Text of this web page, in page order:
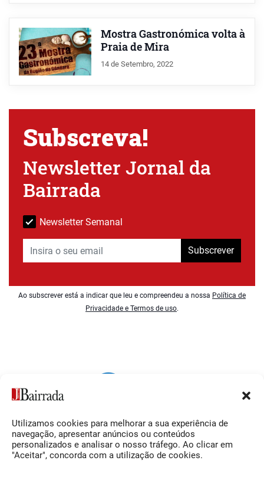
Utilizamos cookies para melhorar a sua experiência de
navegação, apresentar anúncios ou conteúdos
personalizados e analisar o nosso tráfego. Ao clicar em
"Aceitar", concorda com a utilização de cookies.
Mostra Gastronómica volta à
Praia de Mira
14 de Setembro, 2022
Subscreva!
Newsletter Jornal da
Bairrada
Newsletter Semanal
Subscrever
Ao subscrever está a indicar que leu e compreendeu a nossa Política de
Privacidade e Termos de uso.
Siga-nos
Facebook
O Jornal da Bairrada
Contactos